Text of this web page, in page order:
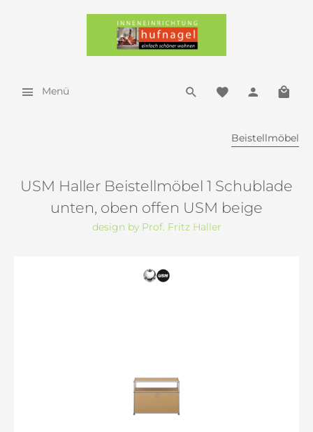
Menü
Beistellmöbel
USM Haller Beistellmöbel 1 Schublade
unten, oben offen USM beige
design by Prof. Fritz Haller